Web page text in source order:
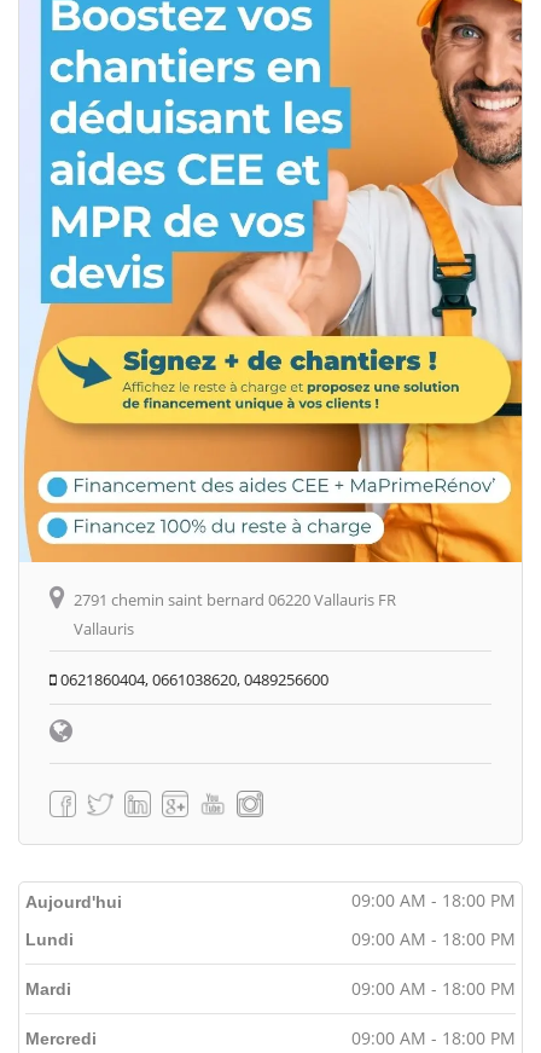
2791 chemin saint bernard 06220 Vallauris FR
Vallauris
0621860404, 0661038620, 0489256600
Aujourd'hui 09:00 AM - 18:00 PM
Lundi 09:00 AM - 18:00 PM
Mardi 09:00 AM - 18:00 PM
Mercredi 09:00 AM - 18:00 PM